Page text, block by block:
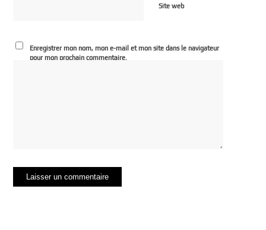
Site web
Enregistrer mon nom, mon e-mail et mon site dans le navigateur
pour mon prochain commentaire.